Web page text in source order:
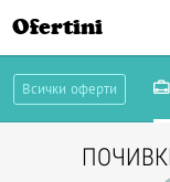
Ofertini
Всички оферти